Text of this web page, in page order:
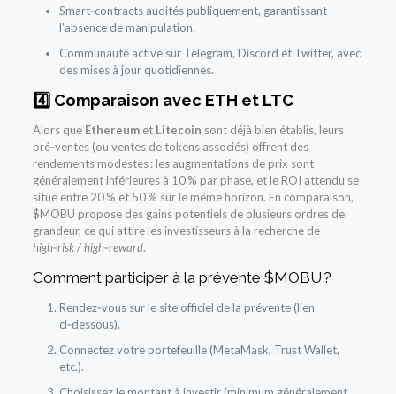
Smart‑contracts audités publiquement, garantissant
l’absence de manipulation.
Communauté active sur Telegram, Discord et Twitter, avec
des mises à jour quotidiennes.
4️⃣ Comparaison avec ETH et LTC
Alors que Ethereumet Litecoin sont déjà bien établis, leurs
pré‑ventes (ou ventes de tokens associés) offrent des
rendements modestes : les augmentations de prix sont
généralement inférieures à 10 % par phase, et le ROI attendu se
situe entre 20 % et 50 % sur le même horizon. En comparaison,
$MOBU propose des gains potentiels de plusieurs ordres de
grandeur, ce qui attire les investisseurs à la recherche de
high‑risk / high‑reward.
Comment participer à la prévente $MOBU ?
Rendez‑vous sur le site officiel de la prévente (lien
ci‑dessous).
Connectez votre portefeuille (MetaMask, Trust Wallet,
etc.).